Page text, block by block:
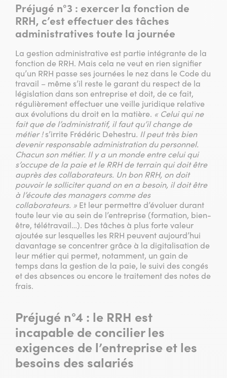
Préjugé n°3 : exercer la fonction de
RRH, c’est effectuer des tâches
administratives toute la journée
La gestion administrative est partie intégrante de la
fonction de RRH. Mais cela ne veut en rien signifier
qu’un RRH passe ses journées le nez dans le Code du
travail – même s’il reste le garant du respect de la
législation dans son entreprise et doit, de ce fait,
régulièrement effectuer une veille juridique relative
aux évolutions du droit en la matière. « Celui qui ne
fait que de l’administratif, il faut qu’il change de
métier !s’irrite Frédéric Dehestru. Il peut très bien
devenir responsable administration du personnel.
Chacun son métier. Il y a un monde entre celui qui
s’occupe de la paie et le RRH de terrain qui doit être
auprès des collaborateurs. Un bon RRH, on doit
pouvoir le solliciter quand on en a besoin, il doit être
à l’écoute des managers comme des
collaborateurs. » Et leur permettre d’évoluer durant
toute leur vie au sein de l’entreprise (formation, bien-
être, télétravail…). Des tâches à plus forte valeur
ajoutée sur lesquelles les RRH peuvent aujourd’hui
davantage se concentrer grâce à la digitalisation de
leur métier qui permet, notamment, un gain de
temps dans la gestion de la paie, le suivi des congés
et des absences ou encore le traitement des notes de
frais.
Préjugé n°4 : le RRH est
incapable de concilier les
exigences de l’entreprise et les
besoins des salariés